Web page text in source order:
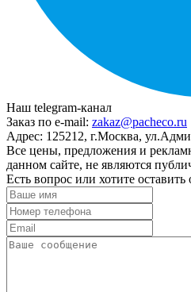
Наш telegram-канал
Заказ по e-mail: zakaz@pacheco.ru
Адрес: 125212, г.Москва,
Все цены, предложения и
данном сайте, не являются
Есть вопрос или хотите оставить